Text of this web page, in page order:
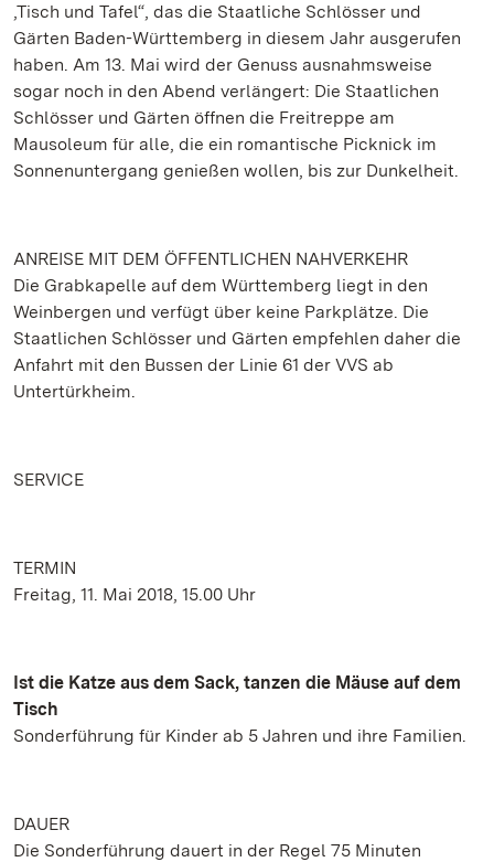
‚Tisch und Tafel“, das die Staatliche Schlösser und
Gärten Baden-Württemberg in diesem Jahr ausgerufen
haben. Am 13. Mai wird der Genuss ausnahmsweise
sogar noch in den Abend verlängert: Die Staatlichen
Schlösser und Gärten öffnen die Freitreppe am
Mausoleum für alle, die ein romantische Picknick im
Sonnenuntergang genießen wollen, bis zur Dunkelheit.
ANREISE MIT DEM ÖFFENTLICHEN NAHVERKEHR
Die Grabkapelle auf dem Württemberg liegt in den
Weinbergen und verfügt über keine Parkplätze. Die
Staatlichen Schlösser und Gärten empfehlen daher die
Anfahrt mit den Bussen der Linie 61 der VVS ab
Untertürkheim.
SERVICE
TERMIN
Freitag, 11. Mai 2018, 15.00 Uhr
Ist die Katze aus dem Sack, tanzen die Mäuse auf dem
Tisch
Sonderführung für Kinder ab 5 Jahren und ihre Familien.
DAUER
Die Sonderführung dauert in der Regel 75 Minuten